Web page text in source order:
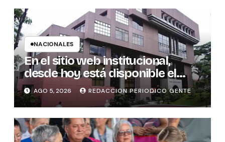
NACIONALES
En el sitio web institucional,
desde hoy está disponible el
sistema “Matrimonio en Línea”
para los notarios del país
AGO 5, 2026 REDACCION PERIODICO GENTE